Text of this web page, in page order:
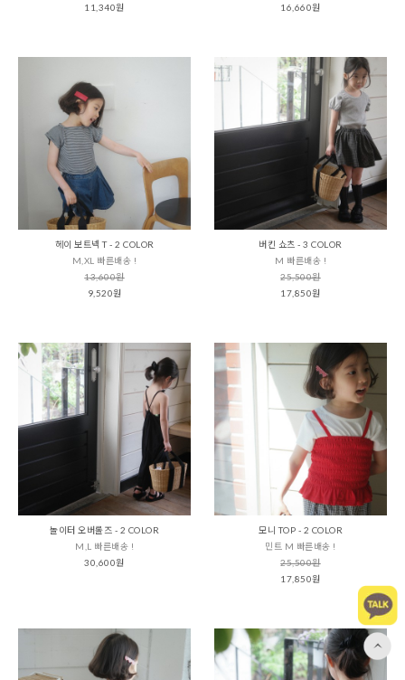
11,340원
16,660원
헤이 보트넥 T - 2 COLOR
M,XL 빠른배송 !
13,600원
9,520원
버킨 쇼츠 - 3 COLOR
M 빠른배송 !
25,500원
17,850원
놀이터 오버롤즈 - 2 COLOR
M,L 빠른배송 !
30,600원
모니 TOP - 2 COLOR
민트 M 빠른배송 !
25,500원
17,850원